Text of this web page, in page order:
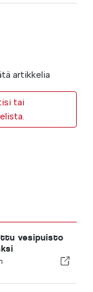
artikkelia
tai
vesipuisto
maksavat 2